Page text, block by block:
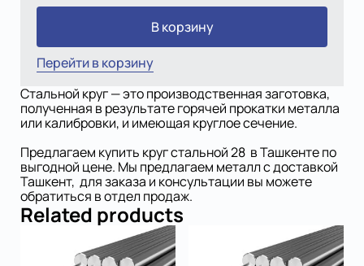
В корзину
Перейти в корзину
Стальной круг — это производственная заготовка,
полученная в результате горячей прокатки металла
или калибровки, и имеющая круглое сечение.
Предлагаем купить круг стальной 28 в Ташкенте по
выгодной цене. Мы предлагаем металл с доставкой
Ташкент, для заказа и консультации вы можете
обратиться в отдел продаж.
Related products